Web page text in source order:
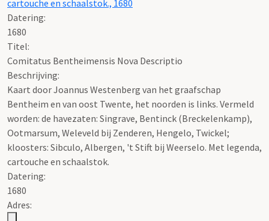
cartouche en schaalstok., 1680
Datering:
1680
Titel:
Comitatus Bentheimensis Nova Descriptio
Beschrijving:
Kaart door Joannus Westenberg van het graafschap
Bentheim en van oost Twente, het noorden is links. Vermeld
worden: de havezaten: Singrave, Bentinck (Breckelenkamp),
Ootmarsum, Weleveld bij Zenderen, Hengelo, Twickel;
kloosters: Sibculo, Albergen, 't Stift bij Weerselo. Met legenda,
cartouche en schaalstok.
Datering:
1680
Adres: